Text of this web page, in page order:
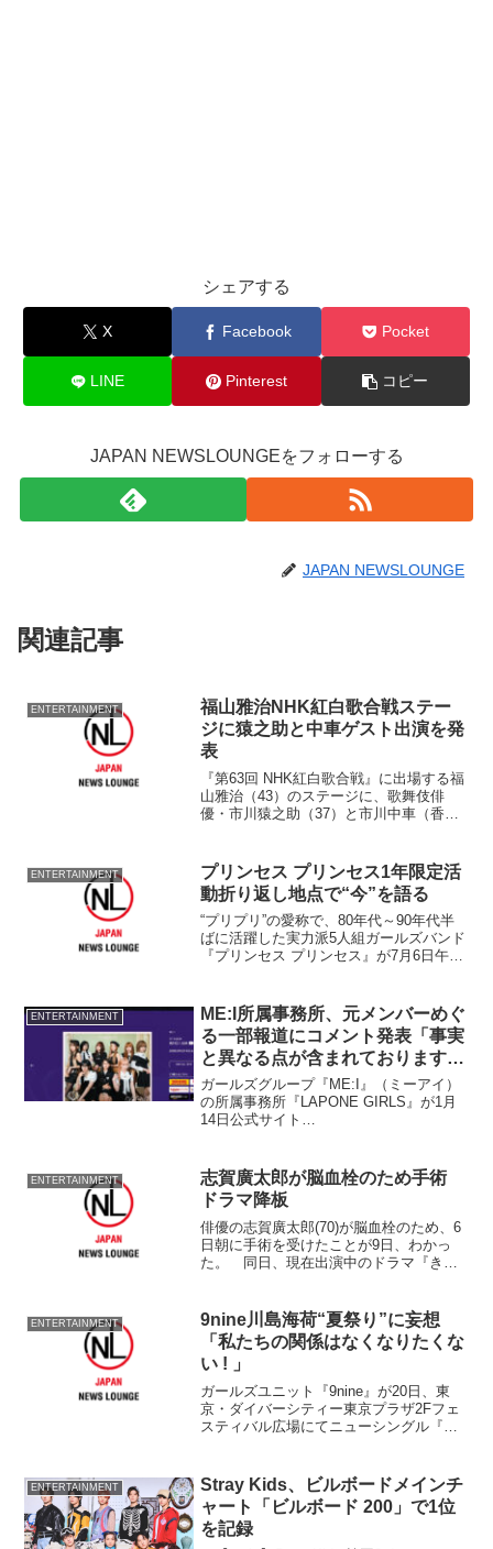
シェアする
X Facebook Pocket
LINE Pinterest コピー
JAPAN NEWSLOUNGEをフォローする
JAPAN NEWSLOUNGE
関連記事
ENTERTAINMENT
福山雅治NHK紅白歌合戦ステー
ジに猿之助と中車ゲスト出演を発
表
『第63回 NHK紅白歌合戦』に出場する福
山雅治（43）のステージに、歌舞伎俳
優・市川猿之助（37）と市川中車（香川
で開催中の10日間公演『福山☆冬の大感
謝祭 HO...
ENTERTAINMENT
プリンセス プリンセス1年限定活
動折り返し地点で“今”を語る
“プリプリ”の愛称で、80年代～90年代半
ばに活躍した実力派5人組ガールズバンド
『プリンセス プリンセス』が7月6日午後
ニッポンGOLD』（ニッポン放送）に登
場する...
ENTERTAINMENT
ME:I所属事務所、元メンバーめぐ
る一部報道にコメント発表「事実
と異なる点が含まれております」
【コメント全文掲載】
ガールズグループ『ME:I』（ミーアイ）
の所属事務所『LAPONE GIRLS』が1月
14日公式サイト
した元ME:IのCOCORO（加藤心）に関す
る報道を受けコメントを発表した。
ENTERTAINMENT
志賀廣太郎が脳血栓のため手術
ドラマ降板
俳優の志賀廣太郎(70)が脳血栓のため、6
日朝に手術を受けたことが9日、わかっ
た。 同日、現在出演中のドラマ『きの
ENTERTAINMENT
9nine川島海荷“夏祭り”に妄想
「私たちの関係はなくなりたくな
い ! 」
ガールズユニット『9nine』が20日、東
京・ダイバーシティー東京プラザ2Fフェ
スティバル広場にてニューシングル『流
が、この日は、そんな悪天候がうそのよ
うに晴れ渡ること...
ENTERTAINMENT
Stray Kids、ビルボードメインチ
ャート「ビルボード 200」で1位
を記録